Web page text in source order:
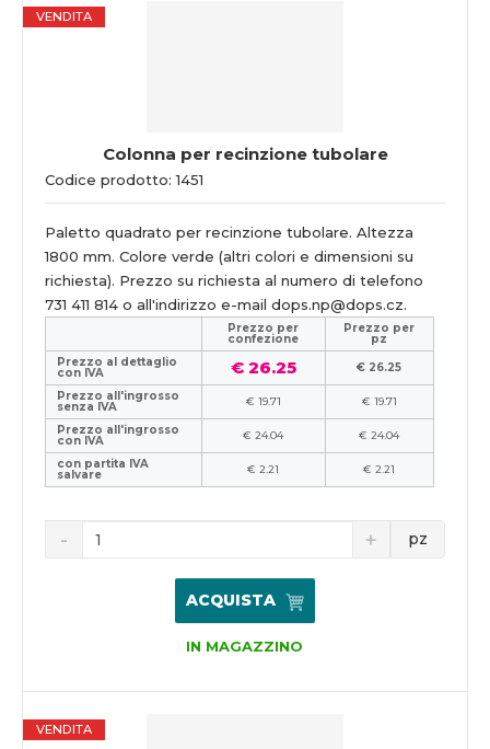
Colonna per recinzione tubolare
Codice prodotto: 1451
VENDITA
Paletto quadrato per recinzione tubolare. Altezza
1800 mm. Colore verde (altri colori e dimensioni su
richiesta). Prezzo su richiesta al numero di telefono
731 411 814 o all'indirizzo e-mail dops.np@dops.cz.
Prezzo per
confezione
Prezzo per
pz
Prezzo al dettaglio
con IVA € 26.25
€ 26.25
Prezzo all'ingrosso
senza IVA € 19.71
€ 19.71
Prezzo all'ingrosso
con IVA € 24.04
€ 24.04
con partita IVA
salvare € 2.21 € 2.21
pz
ACQUISTA
IN MAGAZZINO
VENDITA